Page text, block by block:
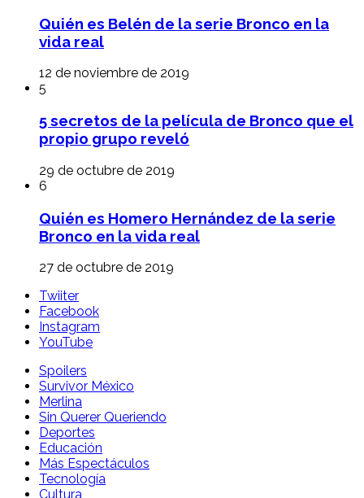
Quién es Belén de la serie Bronco en la
vida real
12 de noviembre de 2019
5
5 secretos de la película de Bronco que el
propio grupo reveló
29 de octubre de 2019
6
Quién es Homero Hernández de la serie
Bronco en la vida real
27 de octubre de 2019
Twiiter
Facebook
Instagram
YouTube
Spoilers
Survivor México
Merlina
Sin Querer Queriendo
Deportes
Educación
Más Espectáculos
Tecnología
Cultura